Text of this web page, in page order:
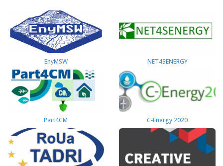
EnyMSW NET4SENERGY
Part4СМ C-Energy 2020